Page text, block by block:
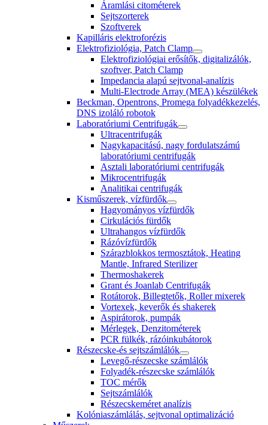
Áramlási citométerek
Sejtszorterek
Szoftverek
Kapilláris elektroforézis
Elektrofiziológia, Patch Clamp
Elektrofiziológiai erősítők, digitalizálók,
szoftver, Patch Clamp
Impedancia alapú sejtvonal-analízis
Multi-Electrode Array (MEA) készülékek
Beckman, Opentrons, Promega folyadékkezelés,
DNS izoláló robotok
Laboratóriumi Centrifugák
Ultracentrifugák
Nagykapacitású, nagy fordulatszámú
laboratóriumi centrifugák
Asztali laboratóriumi centrifugák
Mikrocentrifugák
Analitikai centrifugák
Kisműszerek, vízfürdők
Hagyományos vízfürdők
Cirkulációs fürdők
Ultrahangos vízfürdők
Rázóvízfürdők
Szárazblokkos termosztátok, Heating
Mantle, Infrared Sterilizer
Thermoshakerek
Grant és Joanlab Centrifugák
Rotátorok, Billegtetők, Roller mixerek
Vortexek, keverők és shakerek
Aspirátorok, pumpák
Mérlegek, Denzitométerek
PCR fülkék, rázóinkubátorok
Részecske-és sejtszámlálók
Levegő-részecske számlálók
Folyadék-részecske számlálók
TOC mérők
Sejtszámlálók
Részecskeméret analízis
Kolóniaszámlálás, sejtvonal optimalizáció